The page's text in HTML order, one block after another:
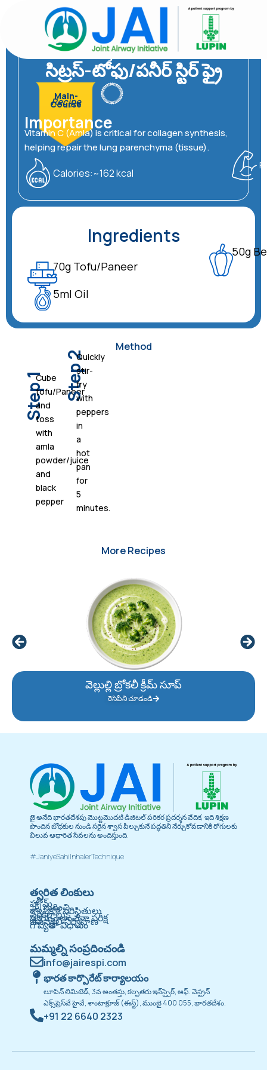
సిట్రస్-టోఫు/పనీర్ స్టిర్ ఫ్రై
Main-
Course
Recipe
Friendly
Importance
Vitamin C (Amla) is critical for collagen synthesis,
helping repair the lung parenchyma (tissue).
Calories:~162 kcal
Ingredients
70g Tofu/Paneer
50g
5ml Oil
Method
Step 1Cube
tofu/Paneer
and
toss
with
amla
powder/juice
and
black
pepper
Step 2Quickly
stir-
fry
with
peppers
in
a
hot
pan
for
5
minutes.
More Recipes
వెల్లుల్లి బ్రోకలీ క్రీమ్ సూప్
రెసిపీని చూడండి
జై అనేది భారతదేశపు మొట్టమొదటి డిజిటల్ పరికర ప్రదర్శన వేదిక, ఇది శిక్షణ
పొందిన బోధకుల నుండి సరైన శ్వాస పీల్చుకునే పద్ధతిని నేర్చుకోవడానికి రోగులకు
విలువ ఆధారిత సేవలను అందిస్తుంది.
#JaniyeSahiInhalerTechnique
త్వరిత లింకులు
హోమ్
JAI గురించి
శ్వాసకోశ పరిస్థితులు
పరికరాలుs
స్వయం అంచనా పరీక్ష
జీవనశైలి నిర్వహణ
గోప్యతా విధానం
మమ్మల్ని సంప్రదించండి
info@jairespi.com
భారత కార్పొరేట్ కార్యాలయం
లూపిన్ లిమిటెడ్, 3వ అంతస్తు, కల్పతరు ఇన్‌స్పైర్, ఆఫ్. వెస్ట్రన్
ఎక్స్‌ప్రెస్‌వే హైవే, శాంటాక్రూజ్ (ఈస్ట్), ముంబై 400 055, భారతదేశం.
+91 22 6640 2323